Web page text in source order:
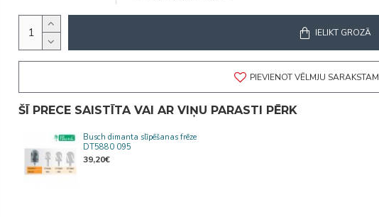
IELIKT GROZĀ
PIEVIENOT VĒLMJU SARAKSTAM
ŠĪ PRECE SAISTĪTA VAI AR VIŅU PARASTI PĒRK
Busch dimanta slīpēšanas frēze
DT5880 095
39,20€